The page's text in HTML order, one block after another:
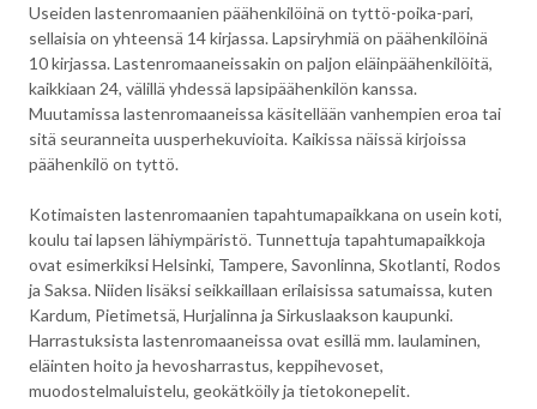
Useiden lastenromaanien päähenkilöinä on tyttö-poika-pari,
sellaisia on yhteensä 14 kirjassa. Lapsiryhmiä on päähenkilöinä
10 kirjassa. Lastenromaaneissakin on paljon eläinpäähenkilöitä,
kaikkiaan 24, välillä yhdessä lapsipäähenkilön kanssa.
Muutamissa lastenromaaneissa käsitellään vanhempien eroa tai
sitä seuranneita uusperhekuvioita. Kaikissa näissä kirjoissa
päähenkilö on tyttö.
Kotimaisten lastenromaanien tapahtumapaikkana on usein koti,
koulu tai lapsen lähiympäristö. Tunnettuja tapahtumapaikkoja
ovat esimerkiksi Helsinki, Tampere, Savonlinna, Skotlanti, Rodos
ja Saksa. Niiden lisäksi seikkaillaan erilaisissa satumaissa, kuten
Kardum, Pietimetsä, Hurjalinna ja Sirkuslaakson kaupunki.
Harrastuksista lastenromaaneissa ovat esillä mm. laulaminen,
eläinten hoito ja hevosharrastus, keppihevoset,
muodostelmaluistelu, geokätköily ja tietokonepelit.